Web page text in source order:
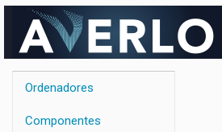
Ordenadores
Componentes